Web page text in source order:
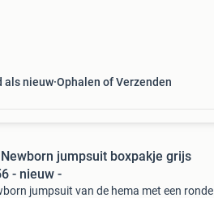
als nieuw Ophalen of Verzenden
jumpsuit boxpakje grijs
- nieuw -
jumpsuit van de hema met een ronde